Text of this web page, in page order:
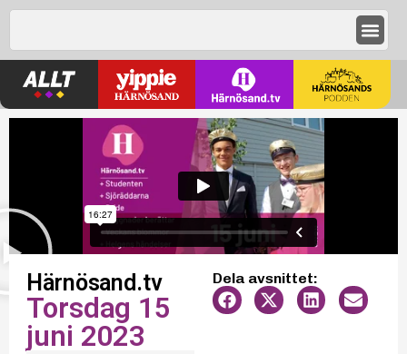
Härnösand.tv
Torsdag 15
juni 2023
Dela avsnittet: